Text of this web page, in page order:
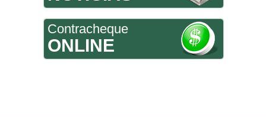
Contracheque
ONLINE